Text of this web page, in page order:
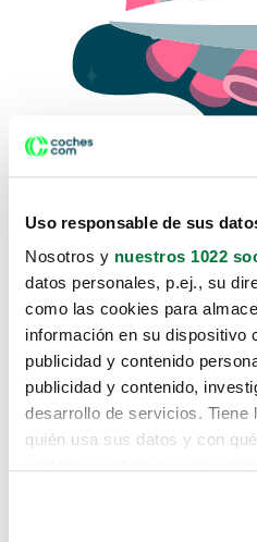
Uso responsable de sus
Nosotros y nuestros 1022
datos personales, p.ej., su
como las cookies para
información en su dispositivo
publicidad y contenido
publicidad y contenido,
desarrollo de servicios. Tiene
quién usa sus datos y con
Lo sentimos, no
te hemos traido
Pero puedes encontrar el
buscando en alguno de